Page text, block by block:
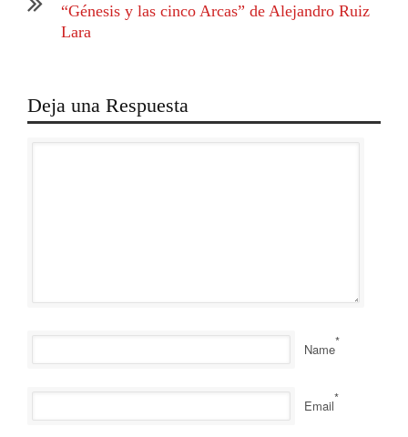
“Génesis y las cinco Arcas” de Alejandro Ruiz
Lara
Deja una Respuesta
Name*
Email*